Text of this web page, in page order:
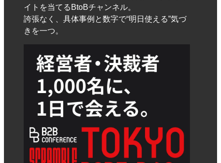
イトを当てるBtoBチャンネル。
誇張なく、具体事例と数字で“明日使える”気づ
きを一つ。